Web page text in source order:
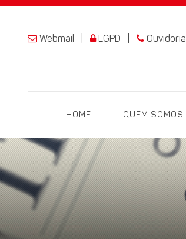
Webmail LGPD Ouvidoria
HOME QUEM SOMOS